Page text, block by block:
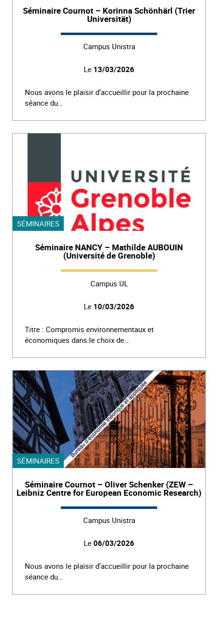
Séminaire Cournot – Korinna Schönhärl (Trier
Universität)
Campus Unistra
Le 13/03/2026
Nous avons le plaisir d’accueillir pour la prochaine
séance du…
SÉMINAIRES
Séminaire NANCY – Mathilde AUBOUIN
(Université de Grenoble)
Campus UL
Le 10/03/2026
Titre : Compromis environnementaux et
économiques dans le choix de…
SÉMINAIRES
Séminaire Cournot – Oliver Schenker (ZEW –
Leibniz Centre for European Economic Research)
Campus Unistra
Le 06/03/2026
Nous avons le plaisir d’accueillir pour la prochaine
séance du…